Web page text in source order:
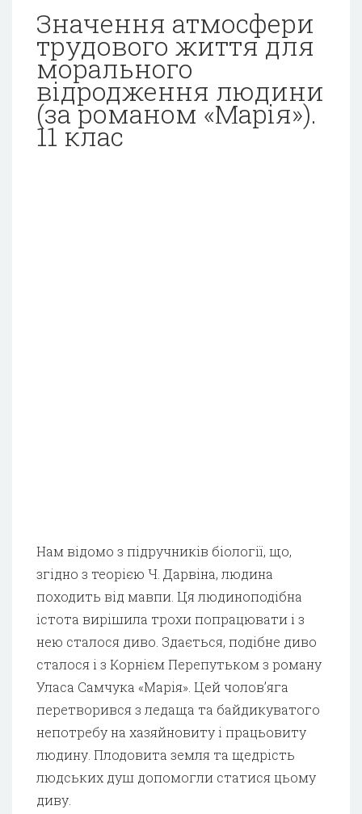
Значення атмосфери
трудового життя для
морального
відродження людини
(за романом «Марія»).
11 клас
Нам відомо з підручників біології, що,
згідно з теорією Ч. Дарвіна, людина
походить від мавпи. Ця людиноподібна
істота вирішила трохи попрацювати і з
нею сталося диво. Здається, подібне диво
сталося і з Корнієм Перепутьком з роману
Уласа Самчука «Марія». Цей чолов’яга
перетворився з ледаща та байдикуватого
непотребу на хазяйновиту і працьовиту
людину. Плодовита земля та щедрість
людських душ допомогли статися цьому
диву.